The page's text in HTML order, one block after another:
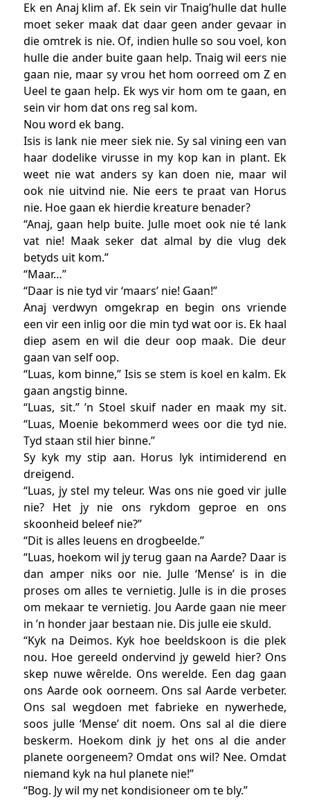
Ek en Anaj klim af. Ek sein vir Tnaig’hulle dat hulle
moet seker maak dat daar geen ander gevaar in
die omtrek is nie. Of, indien hulle so sou voel, kon
hulle die ander buite gaan help. Tnaig wil eers nie
gaan nie, maar sy vrou het hom oorreed om Z en
Ueel te gaan help. Ek wys vir hom om te gaan, en
sein vir hom dat ons reg sal kom.
Nou word ek bang.
Isis is lank nie meer siek nie. Sy sal vining een van
haar dodelike virusse in my kop kan in plant. Ek
weet nie wat anders sy kan doen nie, maar wil
ook nie uitvind nie. Nie eers te praat van Horus
nie. Hoe gaan ek hierdie kreature benader?
“Anaj, gaan help buite. Julle moet ook nie té lank
vat nie! Maak seker dat almal by die vlug dek
betyds uit kom.”
“Maar…”
“Daar is nie tyd vir ‘maars’ nie! Gaan!”
Anaj verdwyn omgekrap en begin ons vriende
een vir een inlig oor die min tyd wat oor is. Ek haal
diep asem en wil die deur oop maak. Die deur
gaan van self oop.
“Luas, kom binne,” Isis se stem is koel en kalm. Ek
gaan angstig binne.
“Luas, sit.” ’n Stoel skuif nader en maak my sit.
“Luas, Moenie bekommerd wees oor die tyd nie.
Tyd staan stil hier binne.”
Sy kyk my stip aan. Horus lyk intimiderend en
dreigend.
“Luas, jy stel my teleur. Was ons nie goed vir julle
nie? Het jy nie ons rykdom geproe en ons
skoonheid beleef nie?”
“Dit is alles leuens en drogbeelde.”
“Luas, hoekom wil jy terug gaan na Aarde? Daar is
dan amper niks oor nie. Julle ‘Mense’ is in die
proses om alles te vernietig. Julle is in die proses
om mekaar te vernietig. Jou Aarde gaan nie meer
in ’n honder jaar bestaan nie. Dis julle eie skuld.
“Kyk na Deimos. Kyk hoe beeldskoon is die plek
nou. Hoe gereeld ondervind jy geweld hier? Ons
skep nuwe wêrelde. Ons werelde. Een dag gaan
ons Aarde ook oorneem. Ons sal Aarde verbeter.
Ons sal wegdoen met fabrieke en nywerhede,
soos julle ‘Mense’ dit noem. Ons sal al die diere
beskerm. Hoekom dink jy het ons al die ander
planete oorgeneem? Omdat ons wil? Nee. Omdat
niemand kyk na hul planete nie!”
“Bog. Jy wil my net kondisioneer om te bly.”